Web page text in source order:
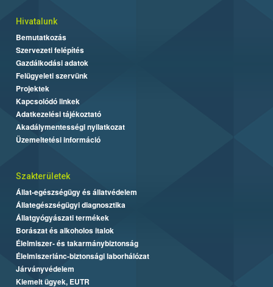
Hivatalunk
Bemutatkozás
Szervezeti felépítés
Gazdálkodási adatok
Felügyeleti szervünk
Projektek
Kapcsolódó linkek
Adatkezelési tájékoztató
Akadálymentességi nyilatkozat
Üzemeltetési információ
Szakterületek
Állat-egészségügy és állatvédelem
Állategészségügyi diagnosztika
Állatgyógyászati termékek
Borászat és alkoholos italok
Élelmiszer- és takarmánybiztonság
Élelmiszerlánc-biztonsági laborhálózat
Járványvédelem
Kiemelt ügyek, EUTR